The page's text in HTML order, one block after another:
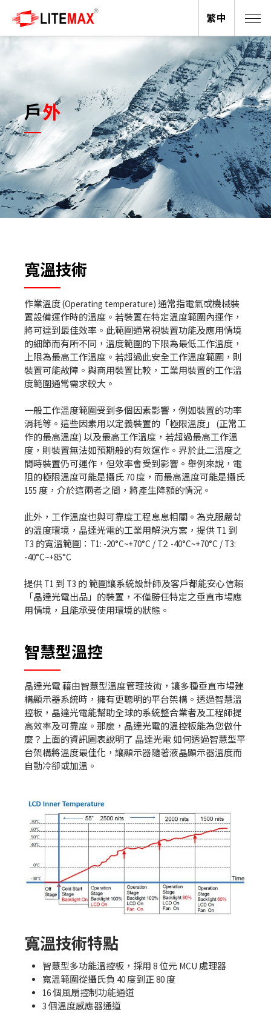
戶外
寬溫技術
作業溫度 (Operating temperature) 通常指電氣或機械裝
置設備運作時的溫度。若裝置在特定溫度範圍內運作，
將可達到最佳效率。此範圍通常視裝置功能及應用情境
的細節而有所不同，溫度範圍的下限為最低工作溫度，
上限為最高工作溫度。若超過此安全工作溫度範圍，則
裝置可能故障。與商用裝置比較，工業用裝置的工作溫
度範圍通常需求較大。
一般工作溫度範圍受到多個因素影響，例如裝置的功率
消耗等。這些因素用以定義裝置的「極限溫度」 (正常工
作的最高溫度) 以及最高工作溫度，若超過最高工作溫
度，則裝置無法如預期般的有效運作。界於此二溫度之
間時裝置仍可運作，但效率會受到影響。舉例來說，電
阻的極限溫度可能是攝氏 70 度，而最高溫度可能是攝氏
155 度，介於這兩者之間，將產生降額的情況。
此外，工作溫度也與可靠度工程息息相關。為克服嚴苛
的溫度環境，晶達光電的工業用解決方案，提供 T1 到
T3 的寬溫範圍：T1: -20°C~+70°C / T2: -40°C~+70°C / T3:
-40°C~+85°C
提供 T1 到 T3 的 範圍讓系統設計師及客戶都能安心信賴
「晶達光電出品」的裝置，不僅勝任特定之垂直市場應
用情境，且能承受使用環境的狀態。
智慧型溫控​
晶達光電 藉由智慧型溫度管理技術，讓多種垂直市場建
構顯示器系統時，擁有更聰明的平台架構。透過智慧溫
控板，晶達光電能幫助全球的系統整合業者及工程師提
高效率及可靠度。那麼，晶達光電的溫控板能為您做什
麼？上面的資訊圖表說明了 晶達光電 如何透過智慧型平
台架構將溫度最佳化，讓顯示器隨著液晶顯示器溫度而
自動冷卻或加溫。
寬溫技術特點
智慧型多功能溫控板，採用 8 位元 MCU 處理器
寬溫範圍從攝氏負 40 度到正 80 度
16 個風扇控制功能通道
3 個溫度感應器通道
繁中